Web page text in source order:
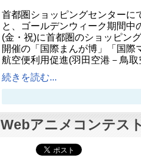
首都圏ショッピングセンターに
と、ゴールデンウィーク期間中
(金・祝)に首都圏のショッピン
開催の「国際まんが博」「国際
航空便利用促進(羽田空港－鳥
続きを読む...
Webアニメコンテス